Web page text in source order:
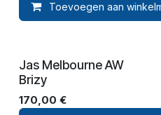
Toevoegen aan
Jas Melbourne AW
Brizy
170,00 €